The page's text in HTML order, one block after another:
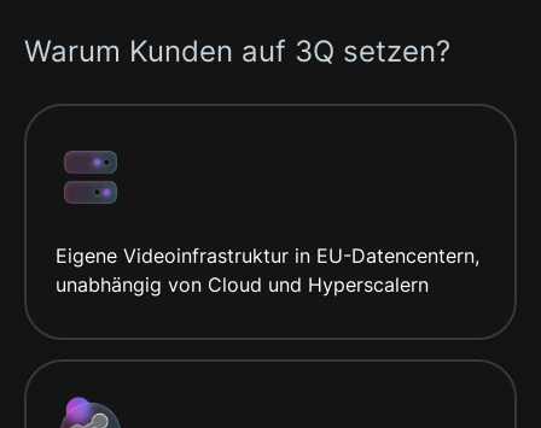
Warum Kunden auf 3Q setzen?
Eigene Videoinfrastruktur in EU-Datencentern,
unabhängig von Cloud und Hyperscalern